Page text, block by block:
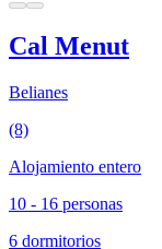
Cal Menut
Belianes
(8)
Alojamiento entero
10 - 16 personas
6 dormitorios